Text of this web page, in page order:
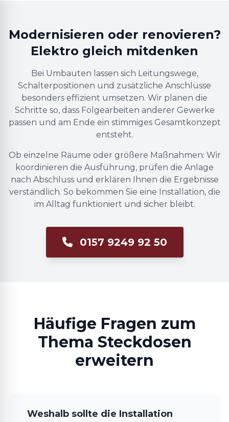
Modernisieren oder renovieren?
Elektro gleich mitdenken
Bei Umbauten lassen sich Leitungswege,
Schalterpositionen und zusätzliche Anschlüsse
besonders effizient umsetzen. Wir planen die
Schritte so, dass Folgearbeiten anderer Gewerke
passen und am Ende ein stimmiges Gesamtkonzept
entsteht.
Ob einzelne Räume oder größere Maßnahmen: Wir
koordinieren die Ausführung, prüfen die Anlage
nach Abschluss und erklären Ihnen die Ergebnisse
verständlich. So bekommen Sie eine Installation, die
im Alltag funktioniert und sicher bleibt.
0157 9249 92 50
Häufige Fragen zum
Thema Steckdosen
erweitern
Weshalb sollte die Installation